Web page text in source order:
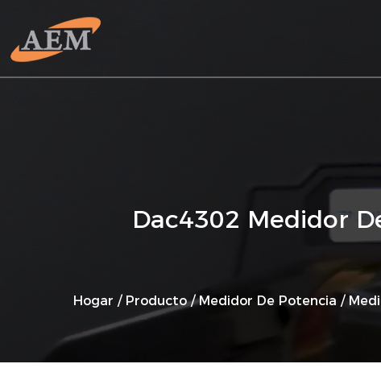
Dac4302 Medidor
Hogar / Producto/Medidor De Potencia /